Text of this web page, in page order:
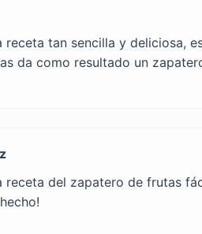
receta tan sencilla y deliciosa,
da como resultado un
receta del zapatero de frutas